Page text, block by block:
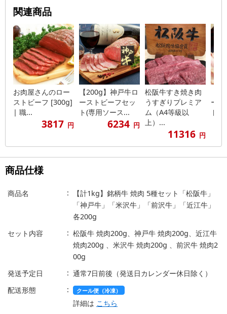
関連商品
お肉屋さんのロー
ストビーフ [300g]
| 職...
3817 円
【200g】神戸牛ロ
ーストビーフセッ
ト(専用ソース...
6234 円
松阪牛すき焼き肉
うすぎりプレミア
ム（A4等級以
上）...
11316 円
ー
ト(
商品仕様
商品名
【計1kg】銘柄牛 焼肉 5種セット「松阪牛」
「神戸牛」「米沢牛」「前沢牛」「近江牛」
各200g
セット内容
松阪牛 焼肉200g、神戸牛 焼肉200g、近江牛
焼肉200g 、米沢牛 焼肉200g 、前沢牛 焼肉2
00g
発送予定日
通常7日前後（発送日カレンダー休日除く）
配送形態
クール便（冷凍）
詳細は こちら